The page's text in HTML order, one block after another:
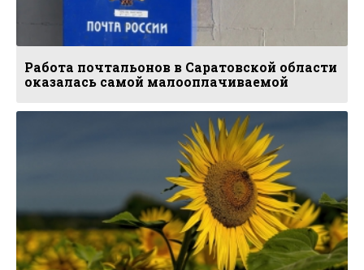
Работа почтальонов в Саратовской области
оказалась самой малооплачиваемой